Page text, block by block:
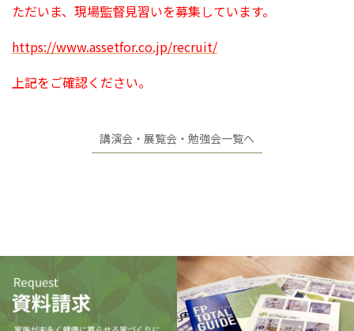
ただいま、現場監督見習いを募集しています。
https://www.assetfor.co.jp/recruit/
上記をご確認ください。
講演会・展覧会・勉強会一覧へ